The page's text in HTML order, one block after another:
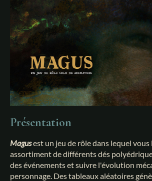
Présentation
Magusest un jeu de rôle dans lequel vous
assortiment de différents dés
des événements et suivre l'évolution
personnage. Des tableaux aléatoires